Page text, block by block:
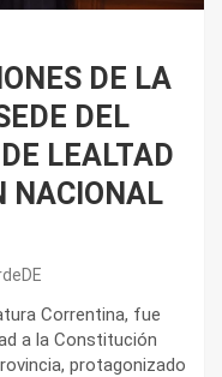
DE LA
DEL
LEALTAD
NACIONAL
Correntina, fue
a la Constitución
protagonizado